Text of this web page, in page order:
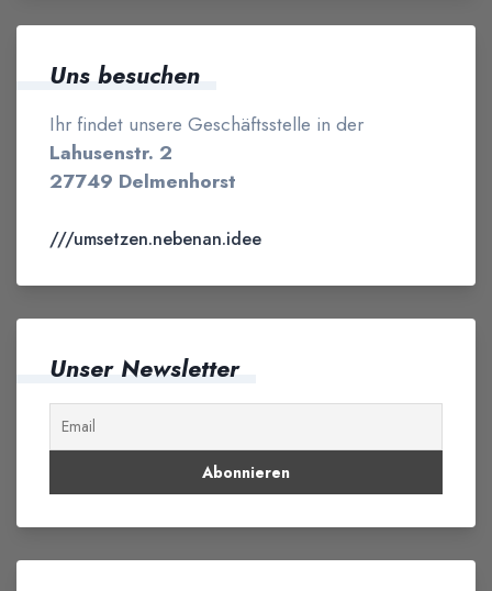
Uns besuchen
Ihr findet unsere Geschäftsstelle in der
Lahusenstr. 2
27749 Delmenhorst
///umsetzen.nebenan.idee
Unser Newsletter